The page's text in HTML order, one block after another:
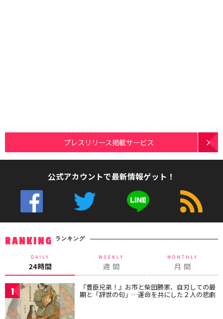
プレスリリース掲載サービス
公式アカウントで最新情報ゲット！
RANKING ランキング
DAILY
24時間
WEEKLY
週 間
MONTHLY
月 間
1 『豊臣兄弟！』お市と柴田勝家、自刃しての最
期と「辞世の句」…運命を共にした２人の悲劇